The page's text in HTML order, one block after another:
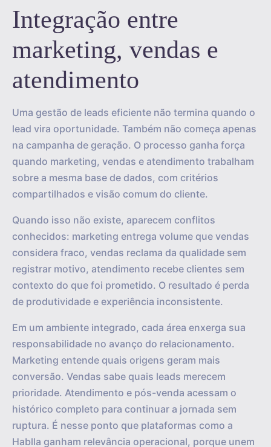
Integração entre
marketing, vendas e
atendimento
Uma gestão de leads eficiente não termina quando o
lead vira oportunidade. Também não começa apenas
na campanha de geração. O processo ganha força
quando marketing, vendas e atendimento trabalham
sobre a mesma base de dados, com critérios
compartilhados e visão comum do cliente.
Quando isso não existe, aparecem conflitos
conhecidos: marketing entrega volume que vendas
considera fraco, vendas reclama da qualidade sem
registrar motivo, atendimento recebe clientes sem
contexto do que foi prometido. O resultado é perda
de produtividade e experiência inconsistente.
Em um ambiente integrado, cada área enxerga sua
responsabilidade no avanço do relacionamento.
Marketing entende quais origens geram mais
conversão. Vendas sabe quais leads merecem
prioridade. Atendimento e pós-venda acessam o
histórico completo para continuar a jornada sem
ruptura. É nesse ponto que plataformas como a
Hablla ganham relevância operacional, porque unem